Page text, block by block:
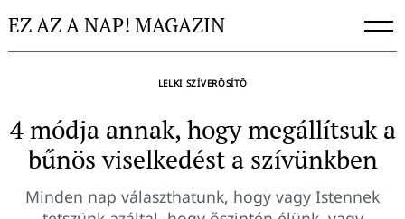
toEZ AZ A NAP! MAGAZIN
LELKI SZÍVERŐSÍTŐ
4 módja annak, hogy megállítsuk a
bűnös viselkedést a szívünkben
Minden nap választhatunk, hogy vagy Istennek